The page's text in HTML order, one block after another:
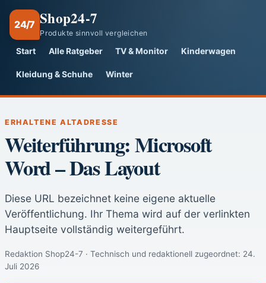
24/7 Shop24-7
Produkte sinnvoll vergleichen
Start Alle Ratgeber TV & Monitor Kinderwagen
Kleidung & Schuhe Winter
ERHALTENE ALTADRESSE
Weiterführung: Microsoft
Word – Das Layout
Diese URL bezeichnet keine eigene aktuelle
Veröffentlichung. Ihr Thema wird auf der verlinkten
Hauptseite vollständig weitergeführt.
Redaktion Shop24-7 · Technisch und redaktionell zugeordnet: 24.
Juli 2026